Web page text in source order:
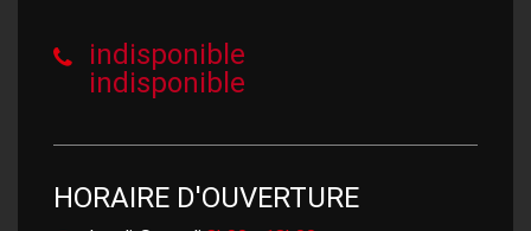
indisponible
indisponible
HORAIRE D'OUVERTURE